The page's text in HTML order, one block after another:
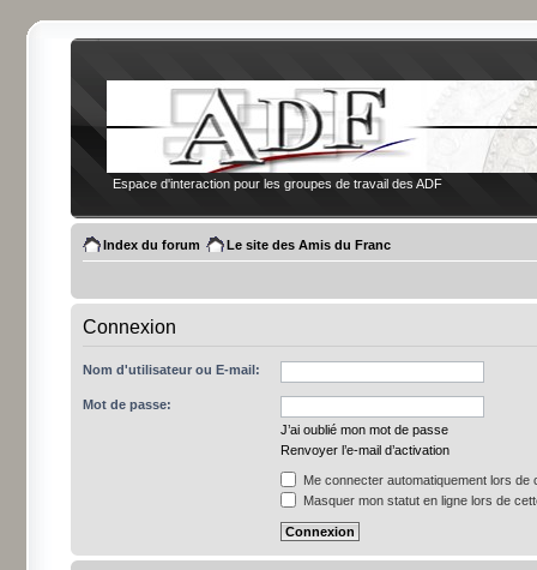
Espace d'interaction pour les groupes de travail des ADF
Index du forum Le site des Amis du Franc
Connexion
Nom d'utilisateur ou E-mail:
Mot de passe:
J’ai oublié mon mot de passe
Renvoyer l’e-mail d’activation
Me connecter automatiquement lors de
Masquer mon statut en ligne lors de